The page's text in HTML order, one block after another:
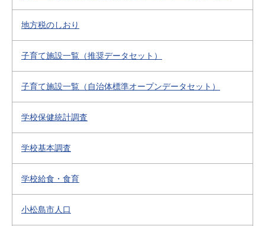
地方税のしおり
子育て施設一覧（推奨データセット）
子育て施設一覧（自治体標準オープンデータセット）
学校保健統計調査
学校基本調査
学校給食・食育
小松島市人口